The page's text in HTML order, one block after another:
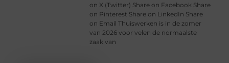
on X (Twitter) Share on Facebook Share
on Pinterest Share on LinkedIn Share
on Email Thuiswerken is in de zomer
van 2026 voor velen de normaalste
zaak van